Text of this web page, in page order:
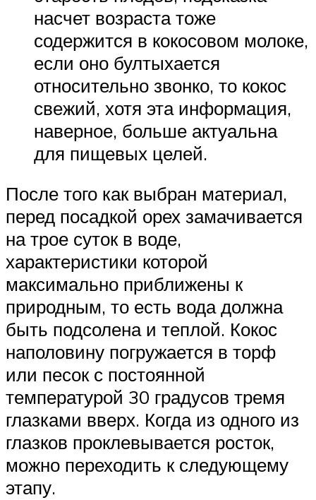
насчет возраста тоже
содержится в кокосовом молоке,
если оно бултыхается
относительно звонко, то кокос
свежий, хотя эта информация,
наверное, больше актуальна
для пищевых целей.
После того как выбран материал,
перед посадкой орех замачивается
на трое суток в воде,
характеристики которой
максимально приближены к
природным, то есть вода должна
быть подсолена и теплой. Кокос
наполовину погружается в торф
или песок с постоянной
температурой 30 градусов тремя
глазками вверх. Когда из одного из
глазков проклевывается росток,
можно переходить к следующему
этапу.